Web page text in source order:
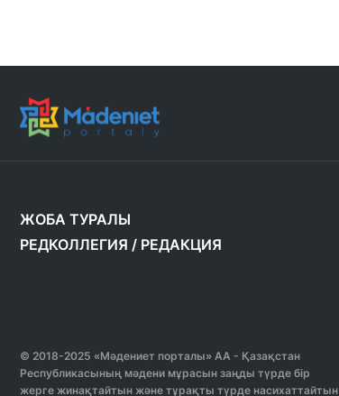
ЖОБА ТУРАЛЫ
РЕДКОЛЛЕГИЯ / РЕДАКЦИЯ
© 2018-2025 «Мәдениет порталы» АА - Қазақстан
Республикасының мәдени мұрасын заңды түрде бір
жерге жинақтайтын және тұрақты түрде насихаттайтын